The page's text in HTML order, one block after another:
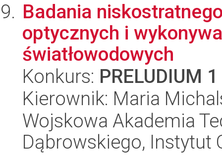
Badania
optycznych i
światłowodowych
Konkurs: PRELUDIUM 1
Kierownik: Maria
Wojskowa Akademia
Dąbrowskiego, Instytut